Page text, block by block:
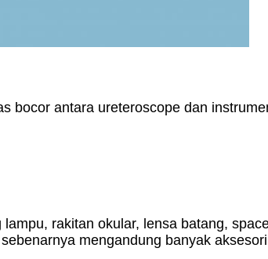
bocor antara ureteroscope dan
rakitan okular, lensa batang,
mengandung banyak